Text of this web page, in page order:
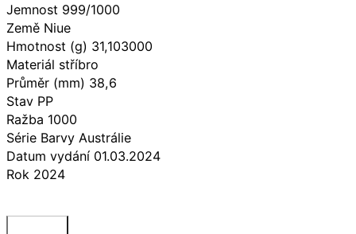
Jemnost 999/1000
Země Niue
Hmotnost (g) 31,103000
Materiál stříbro
Průměr (mm) 38,6
Stav PP
Ražba 1000
Série Barvy Austrálie
Datum vydání 01.03.2024
Rok 2024